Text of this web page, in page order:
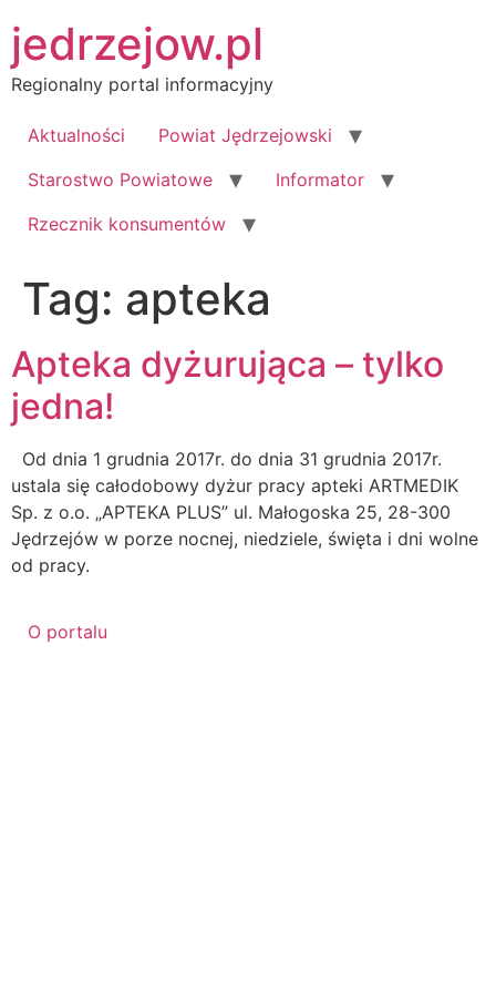
do
treści
jedrzejow.pl
Regionalny portal informacyjny
Aktualności
Powiat Jędrzejowski
Starostwo Powiatowe
Informator
Rzecznik konsumentów
Tag: apteka
Apteka dyżurująca – tylko
jedna!
Od dnia 1 grudnia 2017r. do dnia 31 grudnia 2017r.
ustala się całodobowy dyżur pracy apteki ARTMEDIK
Sp. z o.o. „APTEKA PLUS” ul. Małogoska 25, 28-300
Jędrzejów w porze nocnej, niedziele, święta i dni wolne
od pracy.
O portalu